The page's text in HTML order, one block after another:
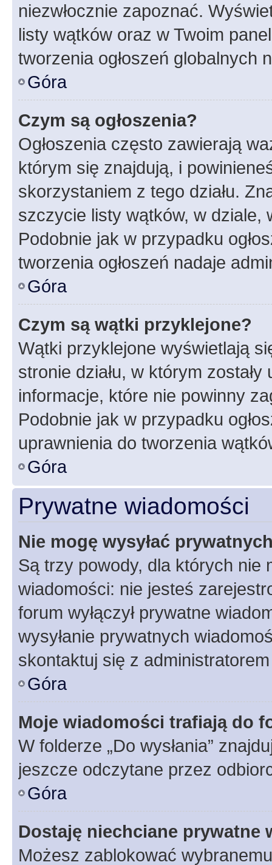
niezwłocznie zapoznać.
listy wątków oraz w Twoim
tworzenia ogłoszeń globalnych
Góra
Czym są ogłoszenia?
Ogłoszenia często zawierają
którym się znajdują, i
skorzystaniem z tego działu.
szczycie listy wątków, w dziale,
Podobnie jak w przypadku
tworzenia ogłoszeń nadaje
Góra
Czym są wątki przyklejone?
Wątki przyklejone wyświetlają
stronie działu, w którym
informacje, które nie powinny
Podobnie jak w przypadku
uprawnienia do tworzenia
Góra
Prywatne wiadomości
Nie mogę wysyłać
Są trzy powody, dla których nie
wiadomości: nie jesteś
forum wyłączył prywatne
wysyłanie prywatnych
skontaktuj się z
Góra
Moje wiadomości trafiają do
W folderze „Do wysłania”
jeszcze odczytane przez
Góra
Dostaję niechciane prywatne
Możesz zablokować